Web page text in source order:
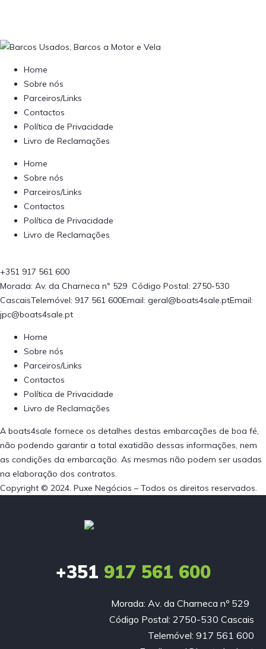
Home
Sobre nós
Parceiros/Links
Contactos
Política de Privacidade
Livro de Reclamações
Home
Sobre nós
Parceiros/Links
Contactos
Política de Privacidade
Livro de Reclamações
+351 917 561 600
Morada: Av. da Charneca nº 529 Código Postal: 2750-530
CascaisTelemóvel: 917 561 600Email: geral@boats4sale.ptEmail:
jpc@boats4sale.pt
Home
Sobre nós
Parceiros/Links
Contactos
Política de Privacidade
Livro de Reclamações
A boats4sale fornece os detalhes destas embarcações de boa fé,
não podendo garantir a total exatidão dessas informações, nem
as condições da embarcação. As mesmas não podem ser usadas
na elaboração dos contratos.
Copyright © 2024. Puxe Negócios – Todos os direitos reservados.
+351 917 561 600
Morada: Av. da Charneca nº 529
Código Postal: 2750-530 Cascais
Telemóvel: 917 561 600